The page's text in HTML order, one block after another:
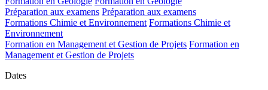
Préparation aux examens Préparation aux examens
Formations Chimie et Environnement Formations Chimie et
Environnement
Formation en Management et Gestion de Projets Formation en
Management et Gestion de Projets
Dates